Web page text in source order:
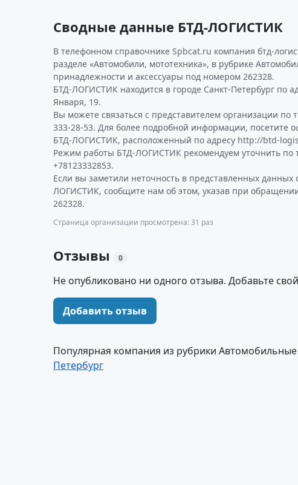
Сводные данные БТД-ЛОГИСТИК
В телефонном справочнике Spbcat.ru компания бтд-
разделе «Автомобили, мототехника», в рубрике
принадлежности и аксессуары под номером 262328.
БТД-ЛОГИСТИК находится в городе Санкт-Петербург по
Января, 19.
Вы можете связаться с представителем организации по
333-28-53. Для более подробной информации, посетите
БТД-ЛОГИСТИК, расположенный по адресу http://btd-
Режим работы БТД-ЛОГИСТИК рекомендуем уточнить по
+78123332853.
Если вы заметили неточность в представленных данных
ЛОГИСТИК, сообщите нам об этом, указав при
262328.
Страница организации просмотрена: 31 раз
Отзывы 0
Не опубликовано ни одного отзыва. Добавьте
Добавить отзыв
Популярная компания из рубрики
Петербург